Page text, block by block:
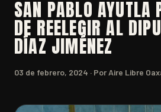
SAN PABLO AYUTLA
DE REELEGIR AL
DÍAZ JIMÉNEZ
03 de febrero, 2024 · Por Aire Libre